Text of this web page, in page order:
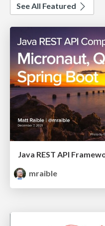
See All Featured
mraible